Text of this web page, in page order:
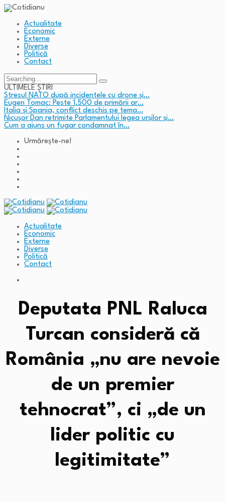
Actualitate
Economic
Externe
Diverse
Politică
Contact
Search
for:
ULTIMELE ȘTIRI
Stresul NATO după incidentele cu drone și…
Eugen Tomac: Peste 1.500 de primării ar…
Italia și Spania, conflict deschis pe tema…
Nicușor Dan retrimite Parlamentului legea urșilor și…
Cum a ajuns un fugar condamnat în…
Urmărește-ne!
Actualitate
Economic
Externe
Diverse
Politică
Contact
Deputata PNL Raluca
Turcan consideră că
România „nu are nevoie
de un premier
tehnocrat”, ci „de un
lider politic cu
legitimitate”